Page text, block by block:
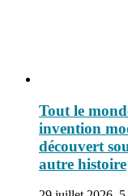
Tout le
invention
découvert
autre histoire